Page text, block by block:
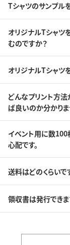
Tシャツのサンプル
オリジナルTシャツ
むのですか？
オリジナルTシャツ
どんなプリント方法
ば良いのか分かりま
イベント用に数100
心配です。
送料はどのくらいで
領収書は発行できま